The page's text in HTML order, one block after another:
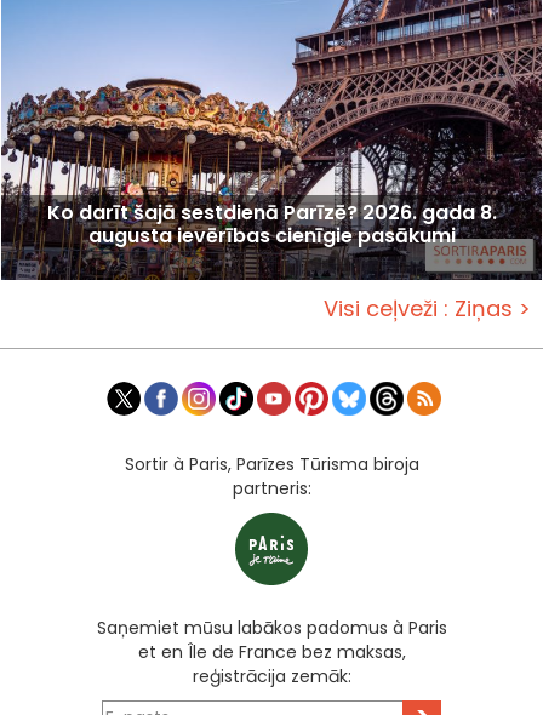
Ko darīt šajā sestdienā Parīzē? 2026. gada 8.
augusta ievērības cienīgie pasākumi
Visi ceļveži : Ziņas >
Sortir à Paris, Parīzes Tūrisma biroja
partneris:
Saņemiet mūsu labākos padomus à Paris
et en Île de France bez maksas,
reģistrācija zemāk: